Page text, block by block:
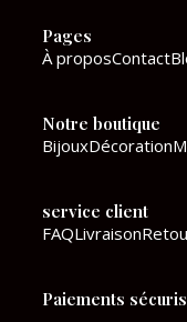
Pages
À proposContact
Notre boutique
BijouxDécoration
service client
FAQLivraison
Paiements